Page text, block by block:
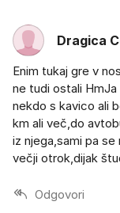
Dragica
Enim tukaj gre v
ne tudi ostali
nekdo s kavico ali
km ali več,do
iz njega,sami pa
večji otrok,dijak
Odgovori